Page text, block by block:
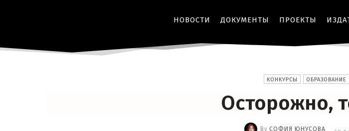
НОВОСТИ ДОКУМЕНТЫ ПРОЕКТЫ
КОНКУРСЫ ОБРАЗОВАНИЕ
Осторожно,
By СОФИЯ ЮНУСОВА